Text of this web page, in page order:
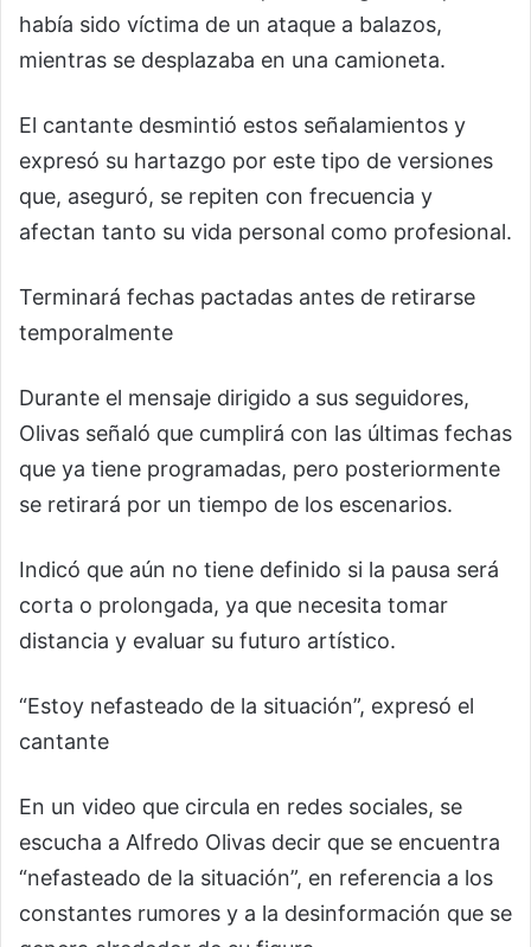
había sido víctima de un ataque a balazos,
mientras se desplazaba en una camioneta.
El cantante desmintió estos señalamientos y
expresó su hartazgo por este tipo de versiones
que, aseguró, se repiten con frecuencia y
afectan tanto su vida personal como profesional.
Terminará fechas pactadas antes de retirarse
temporalmente
Durante el mensaje dirigido a sus seguidores,
Olivas señaló que cumplirá con las últimas fechas
que ya tiene programadas, pero posteriormente
se retirará por un tiempo de los escenarios.
Indicó que aún no tiene definido si la pausa será
corta o prolongada, ya que necesita tomar
distancia y evaluar su futuro artístico.
“Estoy nefasteado de la situación”, expresó el
cantante
En un video que circula en redes sociales, se
escucha a Alfredo Olivas decir que se encuentra
“nefasteado de la situación”, en referencia a los
constantes rumores y a la desinformación que se